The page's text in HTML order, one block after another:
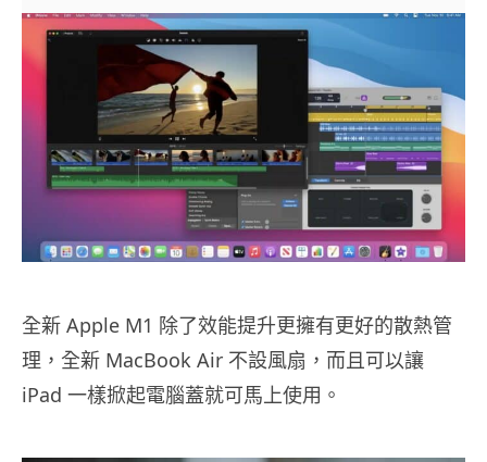
全新 Apple M1 除了效能提升更擁有更好的散熱管
理，全新 MacBook Air 不設風扇，而且可以讓
iPad 一樣掀起電腦蓋就可馬上使用。